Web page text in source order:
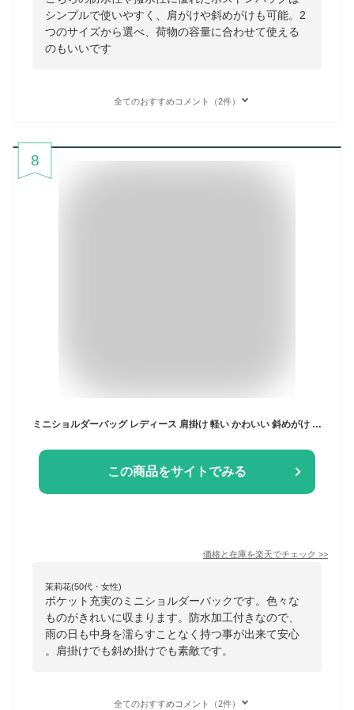
シンプルで使いやすく、肩がけや斜めがけも可能。2
つのサイズから選べ、荷物の容量に合わせて使える
のもいいです
全てのおすすめコメント（2件）
8
ミニショルダーバッグ レディース 肩掛け 軽い かわいい 斜めがけ カジュアル 人気 小さめ バッグ 防水 ポケット ショルダーバッグ 大人 黒 旅行 横型 ママ ポケット多い 多収納 ファスナー付き 収納が多い
この商品をサイトでみる
価格と在庫を楽天でチェック >>
茉莉花(50代・女性)
ポケット充実のミニショルダーバックです。色々な
ものがきれいに収まります。防水加工付きなので、
雨の日も中身を濡らすことなく持つ事が出来て安心
。肩掛けでも斜め掛けでも素敵です。
全てのおすすめコメント（2件）